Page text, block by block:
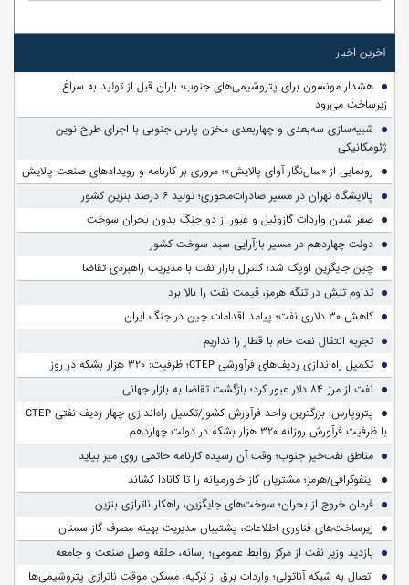
آخرین اخبار
هشدار مونسون برای پتروشیمی‌های جنوب؛ باران قبل از تولید به سراغ
زیرساخت می‌رود
شبیه‌سازی سه‌بعدی و چهاربعدی مخزن پارس جنوبی با اجرای طرح نوین
ژئومکانیکی
رونمایی از «سال‌نگار آوای پالایش»؛ مروری بر کارنامه و رویدادهای صنعت پالایش
پالایشگاه تهران در مسیر صادرات‌محوری؛ تولید ۶ درصد بنزین کشور
صفر شدن واردات گازوئیل و عبور از دو جنگ بدون بحران سوخت
دولت چهاردهم در مسیر بازآرایی سبد سوخت کشور
چین جایگزین اوپک شد؛ کنترل بازار نفت با مدیریت راهبردی تقاضا
تداوم تنش در تنگه هرمز، قیمت نفت را بالا برد
کاهش ۳۰ دلاری نفت؛ پیامد اقدامات چین در جنگ ایران
تجربه انتقال نفت خام با قطار را نداریم
تکمیل راه‌اندازی ردیف‌های فرآورشی CTEP؛ ظرفیت: ۳۲۰ هزار بشکه در روز
نفت از مرز ۸۴ دلار عبور کرد؛ بازگشت تقاضا به بازار جهانی
پتروپارس؛ بزرگترین واحد فرآورش کشور/تکمیل راه‌اندازی چهار ردیف نفتی CTEP
با ظرفیت فرآورش روزانه ۳۲۰ هزار بشکه در دولت چهاردهم
مناطق نفت‌خیز جنوب؛ وقت آن رسیده کارنامه حاتمی روی میز بیاید
اینفوگرافی/هرمز؛ مشتریان گاز خاورمیانه را تا کانادا کشاند
فرمان خروج از بحران؛ سوخت‌های جایگزین، راهکار ناترازی بنزین
زیرساخت‌های فناوری اطلاعات، پشتیبان مدیریت بهینه مصرف گاز سمنان
بازدید وزیر نفت از مرکز روابط عمومی؛ رسانه، حلقه وصل صنعت و جامعه
اتصال به شبکه آناتولی؛ واردات برق از ترکیه، مسکن موقت ناترازی پتروشیمی‌ها